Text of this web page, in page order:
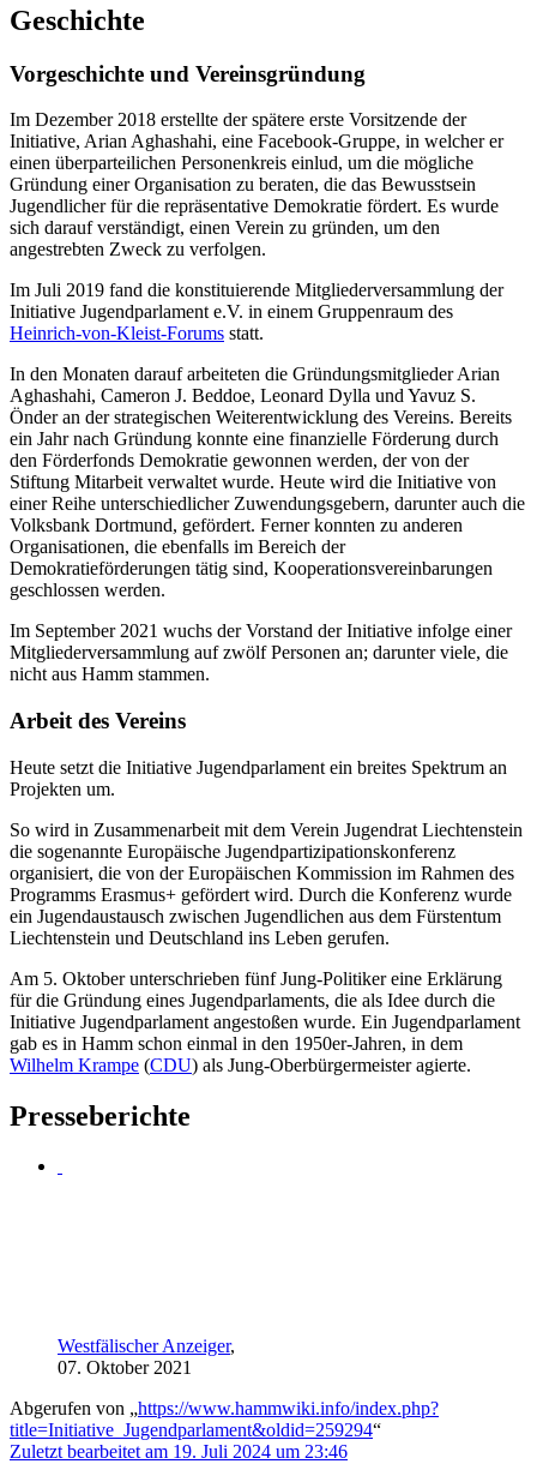
Geschichte
Vorgeschichte und Vereinsgründung
Im Dezember 2018 erstellte der spätere erste Vorsitzende der
Initiative, Arian Aghashahi, eine Facebook-Gruppe, in welcher er
einen überparteilichen Personenkreis einlud, um die mögliche
Gründung einer Organisation zu beraten, die das Bewusstsein
Jugendlicher für die repräsentative Demokratie fördert. Es wurde
sich darauf verständigt, einen Verein zu gründen, um den
angestrebten Zweck zu verfolgen.
Im Juli 2019 fand die konstituierende Mitgliederversammlung der
Initiative Jugendparlament e.V. in einem Gruppenraum des
Heinrich-von-Kleist-Forums statt.
In den Monaten darauf arbeiteten die Gründungsmitglieder Arian
Aghashahi, Cameron J. Beddoe, Leonard Dylla und Yavuz S.
Önder an der strategischen Weiterentwicklung des Vereins. Bereits
ein Jahr nach Gründung konnte eine finanzielle Förderung durch
den Förderfonds Demokratie gewonnen werden, der von der
Stiftung Mitarbeit verwaltet wurde. Heute wird die Initiative von
einer Reihe unterschiedlicher Zuwendungsgebern, darunter auch die
Volksbank Dortmund, gefördert. Ferner konnten zu anderen
Organisationen, die ebenfalls im Bereich der
Demokratieförderungen tätig sind, Kooperationsvereinbarungen
geschlossen werden.
Im September 2021 wuchs der Vorstand der Initiative infolge einer
Mitgliederversammlung auf zwölf Personen an; darunter viele, die
nicht aus Hamm stammen.
Arbeit des Vereins
Heute setzt die Initiative Jugendparlament ein breites Spektrum an
Projekten um.
So wird in Zusammenarbeit mit dem Verein Jugendrat Liechtenstein
die sogenannte Europäische Jugendpartizipationskonferenz
organisiert, die von der Europäischen Kommission im Rahmen des
Programms Erasmus+ gefördert wird. Durch die Konferenz wurde
ein Jugendaustausch zwischen Jugendlichen aus dem Fürstentum
Liechtenstein und Deutschland ins Leben gerufen.
Am 5. Oktober unterschrieben fünf Jung-Politiker eine Erklärung
für die Gründung eines Jugendparlaments, die als Idee durch die
Initiative Jugendparlament angestoßen wurde. Ein Jugendparlament
gab es in Hamm schon einmal in den 1950er-Jahren, in dem
Wilhelm Krampe (CDU) als Jung-Oberbürgermeister agierte.
Presseberichte
Westfälischer Anzeiger,
07. Oktober 2021
Abgerufen von „https://www.hammwiki.info/index.php?
title=Initiative_Jugendparlament&oldid=259294“
Zuletzt bearbeitet am 19. Juli 2024 um 23:46